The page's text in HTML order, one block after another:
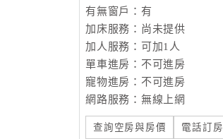
有無窗戶：有
加床服務：尚未提供
加人服務：可加1人
單車進房：不可進房
寵物進房：不可進房
網路服務：無線上網
查詢空房與房價 電話訂房